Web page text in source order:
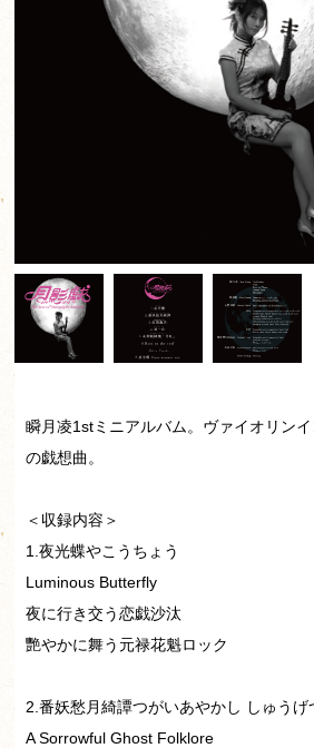
瞬月凌1stミニアルバム。ヴァイオリン
の戯想曲。
＜収録内容＞
1.夜光蝶やこうちょう
Luminous Butterfly
夜に行き交う恋戯沙汰
艷やかに舞う元禄花魁ロック
2.番妖愁月綺譚つがいあやかし しゅうげ
A Sorrowful Ghost Folklore